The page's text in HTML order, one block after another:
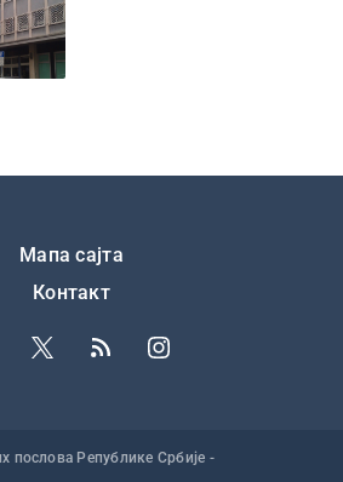
Мапа сајта
Контакт
послова Републике Србије -